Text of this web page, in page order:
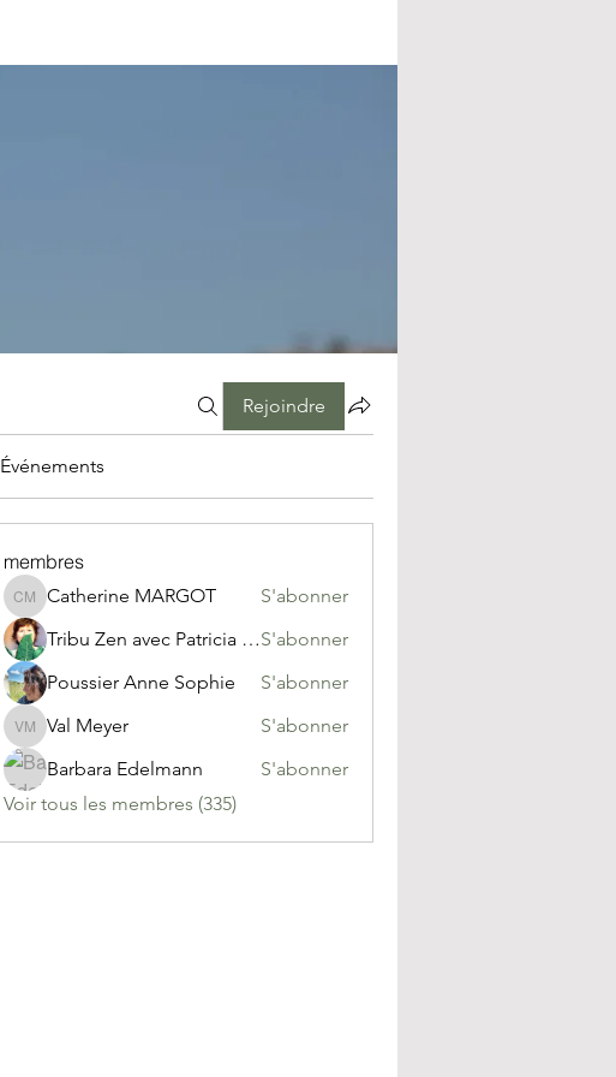
Rejoindre
Événements
membres
Catherine MARGOT
Catherine MARGOT
S'abonner
Tribu Zen avec Patricia MignoneS'abonner
Poussier Anne Sophie
S'abonner
Val Meyer
Val Meyer
S'abonner
Barbara Edelmann
S'abonner
Voir tous les membres (335)